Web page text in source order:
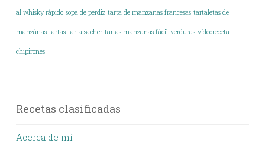
al whisky rápido sopa de perdiz tarta de manzanas francesas tartaletas de
manzánas tartas tarta sacher tartas manzanas fácil verduras vídeoreceta
chipirones
Recetas clasificadas
Acerca de mí